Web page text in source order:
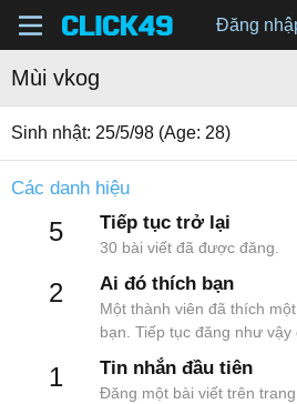
Đăng
Mùi vkog
Sinh nhật 25/5/98 (Age: 28)
Các danh hiệu
5 Tiếp tục trở lại
30 bài viết đã được đăng.
2 Ai đó thích bạn
Một thành viên đã thích
bạn. Tiếp tục đăng như vậy
1 Tin nhắn đầu tiên
Đăng một bài viết trên